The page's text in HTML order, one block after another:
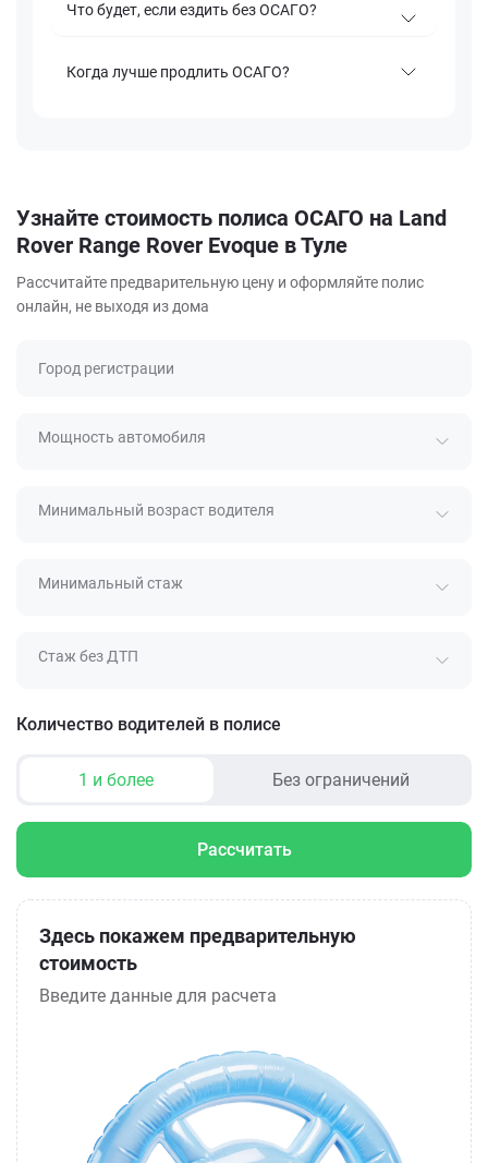
Что будет, если ездить без ОСАГО?
Когда лучше продлить ОСАГО?
Узнайте стоимость полиса ОСАГО на Land
Rover Range Rover Evoque в Туле
Рассчитайте предварительную цену и оформляйте полис
онлайн, не выходя из дома
Город регистрации
Мощность автомобиля
Минимальный возраст водителя
Минимальный стаж
Стаж без ДТП
Количество водителей в полисе
1 и более Без ограничений
Рассчитать
Здесь покажем предварительную
стоимость
Введите данные для расчета